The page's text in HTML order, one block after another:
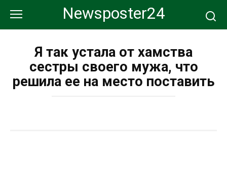
контенту
Newsposter24
Я так устала от хамства
сестры своего мужа, что
решила ее на место поставить